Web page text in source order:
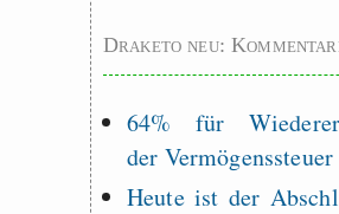
Draketo neu:
64% für
der Vermögenssteuer
Heute ist der